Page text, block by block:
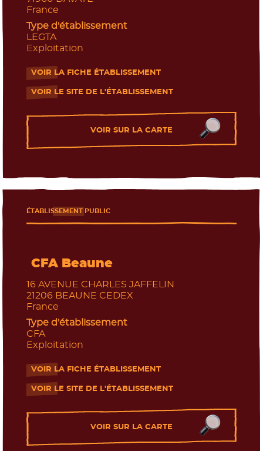
France
Type d'établissement
LEGTA
Exploitation
VOIR LA FICHE ÉTABLISSEMENT
- Nouvelle fenêtre
VOIR LE SITE DE L'ÉTABLISSEMENT
- Nouvelle fenêtre
VOIR SUR LA CARTE
CFA Beaune
ÉTABLISSEMENT PUBLIC
16 AVENUE CHARLES JAFFELIN
21206 BEAUNE CEDEX
France
Type d'établissement
CFA
Exploitation
VOIR LA FICHE ÉTABLISSEMENT
- Nouvelle fenêtre
VOIR LE SITE DE L'ÉTABLISSEMENT
- Nouvelle fenêtre
VOIR SUR LA CARTE